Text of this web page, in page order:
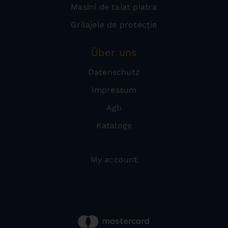
Masini de taiat piatra
Grilajele de protecție
Über uns
Datenschutz
Impressum
Agb
Kataloge
My account